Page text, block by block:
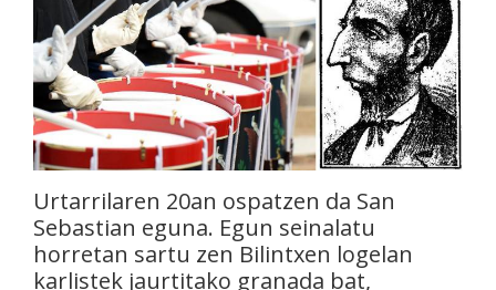
Urtarrilaren 20an ospatzen da San
Sebastian eguna. Egun seinalatu
horretan sartu zen Bilintxen logelan
karlistek jaurtitako granada bat,